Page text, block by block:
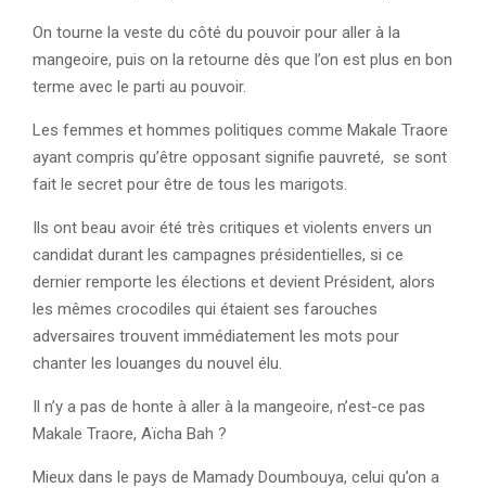
On tourne la veste du côté du pouvoir pour aller à la
mangeoire, puis on la retourne dès que l’on est plus en bon
terme avec le parti au pouvoir.
Les femmes et hommes politiques comme Makale Traore
ayant compris qu’être opposant signifie pauvreté, se sont
fait le secret pour être de tous les marigots.
Ils ont beau avoir été très critiques et violents envers un
candidat durant les campagnes présidentielles, si ce
dernier remporte les élections et devient Président, alors
les mêmes crocodiles qui étaient ses farouches
adversaires trouvent immédiatement les mots pour
chanter les louanges du nouvel élu.
Il n’y a pas de honte à aller à la mangeoire, n’est-ce pas
Makale Traore, Aïcha Bah ?
Mieux dans le pays de Mamady Doumbouya, celui qu’on a